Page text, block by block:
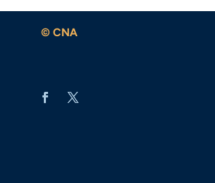
© CNA